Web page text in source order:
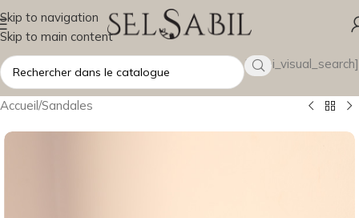
Skip to navigation
Skip to main content
[wsbi_visual_search]
Accueil/Sandales